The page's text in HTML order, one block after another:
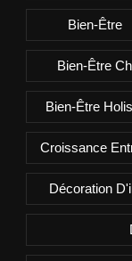
Bien-Être
Bien-Être
Bien-Être
Croissance
Décoration